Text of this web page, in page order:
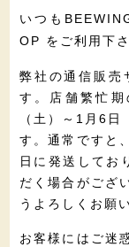
いつも
OP をご利用下
弊社の通信販売
す。店舗繁忙
（土）～1月6日
す。通常ですと
日に発送してお
だく場合がござ
うよろしくお願
お客様にはご迷